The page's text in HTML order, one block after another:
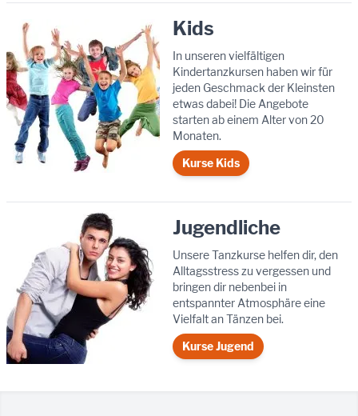
Kids
In unseren vielfältigen
Kindertanzkursen haben wir für
jeden Geschmack der Kleinsten
etwas dabei! Die Angebote
starten ab einem Alter von 20
Monaten.
Kurse Kids
Jugendliche
Unsere Tanzkurse helfen dir, den
Alltagsstress zu vergessen und
bringen dir nebenbei in
entspannter Atmosphäre eine
Vielfalt an Tänzen bei.
Kurse Jugend